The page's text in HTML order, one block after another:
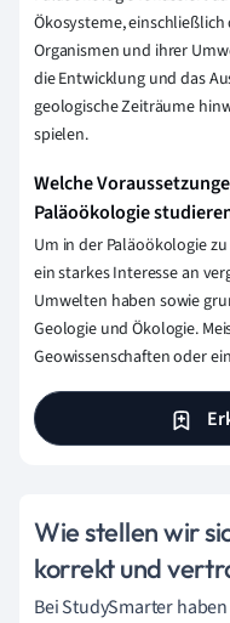
Ökosysteme,
Organismen und ihrer
die Entwicklung und das
geologische Zeiträume
spielen.
Welche
Paläoökologie
Um in der Paläoökologie
ein starkes Interesse an
Umwelten haben sowie
Geologie und Ökologie.
Geowissenschaften oder
Wie stellen wir
korrekt und
Bei StudySmarter